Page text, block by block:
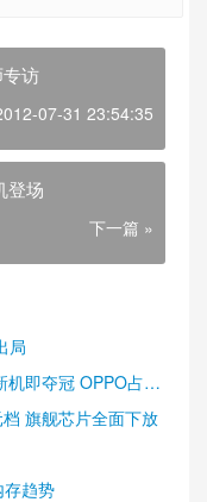
访
07-31 23:54:35
登场
下一篇 »
局
即夺冠 OPPO占据
旗舰芯片全面下放
趋势